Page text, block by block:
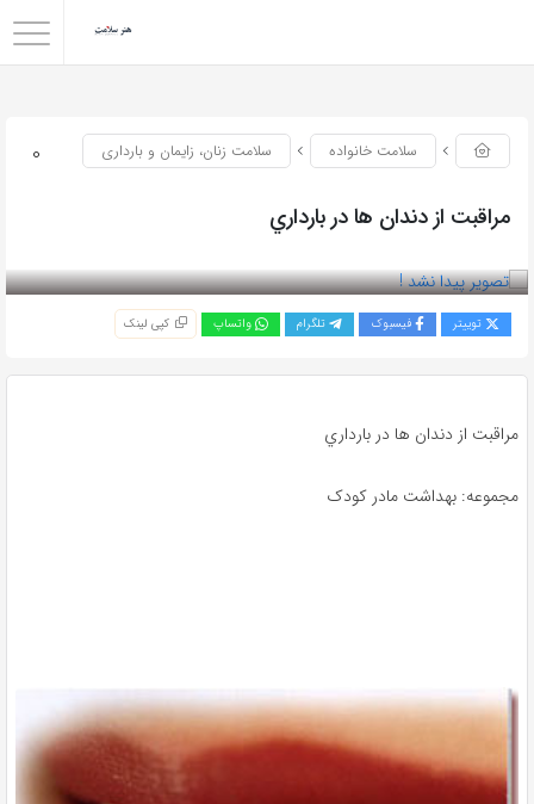
0 سلامت خانواده سلامت زنان، زایمان و بارداری
مراقبت از دندان‌ ها در بارداري
توییتر فیسبوک تلگرام واتساپ کپی لینک
مراقبت از دندان‌ ها در بارداري
مجموعه: بهداشت مادر کودک